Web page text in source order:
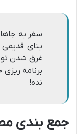
سفر به
بنای
غرق شدن تو
برنامه
نده!
جمع بندی